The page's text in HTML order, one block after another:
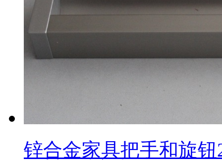
锌合金家具把手和旋钮